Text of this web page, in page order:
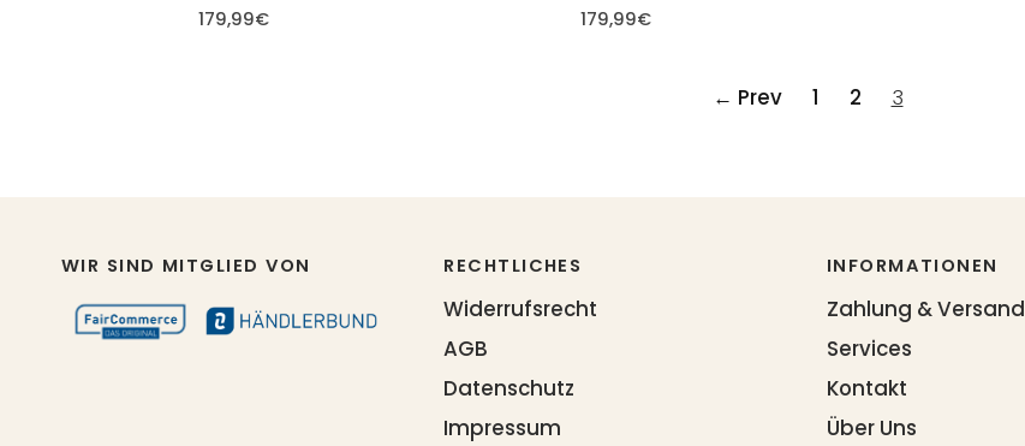
179,99€
179,99€
← Prev 1 2 3
WIR SIND MITGLIED VON RECHTLICHES
Widerrufsrecht
AGB
Datenschutz
Impressum
INFORMATIONEN
Zahlung & Versand
Services
Kontakt
Über Uns